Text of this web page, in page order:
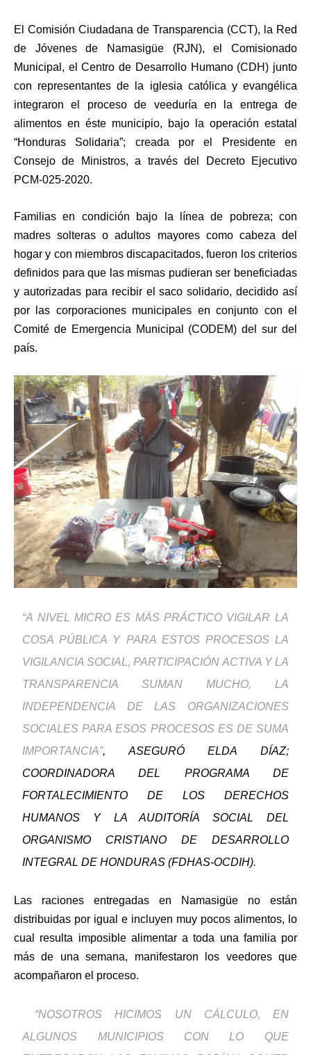
El Comisión Ciudadana de Transparencia (CCT), la Red
de Jóvenes de Namasigüe (RJN), el Comisionado
Municipal, el Centro de Desarrollo Humano (CDH) junto
con representantes de la iglesia católica y evangélica
integraron el proceso de veeduría en la entrega de
alimentos en éste municipio, bajo la operación estatal
“Honduras Solidaria”; creada por el Presidente en
Consejo de Ministros, a través del Decreto Ejecutivo
PCM-025-2020.
Familias en condición bajo la línea de pobreza; con
madres solteras o adultos mayores como cabeza del
hogar y con miembros discapacitados, fueron los criterios
definidos para que las mismas pudieran ser beneficiadas
y autorizadas para recibir el saco solidario, decidido así
por las corporaciones municipales en conjunto con el
Comité de Emergencia Municipal (CODEM) del sur del
país.
“A NIVEL MICRO ES MÁS PRÁCTICO VIGILAR LA
COSA PÚBLICA Y PARA ESTOS PROCESOS LA
VIGILANCIA SOCIAL, PARTICIPACIÓN ACTIVA Y LA
TRANSPARENCIA SUMAN MUCHO, LA
INDEPENDENCIA DE LAS ORGANIZACIONES
SOCIALES PARA ESOS PROCESOS ES DE SUMA
IMPORTANCIA”, ASEGURÓ ELDA DÍAZ;
COORDINADORA DEL PROGRAMA DE
FORTALECIMIENTO DE LOS DERECHOS
HUMANOS Y LA AUDITORÍA SOCIAL DEL
ORGANISMO CRISTIANO DE DESARROLLO
INTEGRAL DE HONDURAS (FDHAS-OCDIH).
Las raciones entregadas en Namasigüe no están
distribuidas por igual e incluyen muy pocos alimentos, lo
cual resulta imposible alimentar a toda una familia por
más de una semana, manifestaron los veedores que
acompañaron el proceso.
“NOSOTROS HICIMOS UN CÁLCULO, EN
ALGUNOS MUNICIPIOS CON LO QUE